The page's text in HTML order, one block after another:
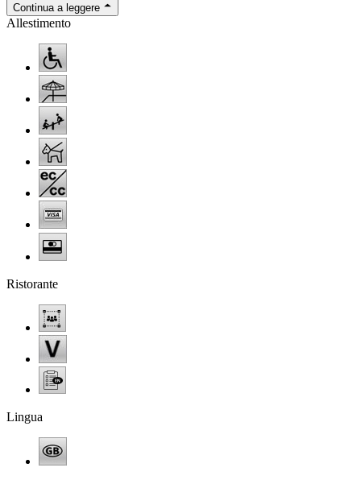
Continua a leggere
Allestimento
Ristorante
Lingua